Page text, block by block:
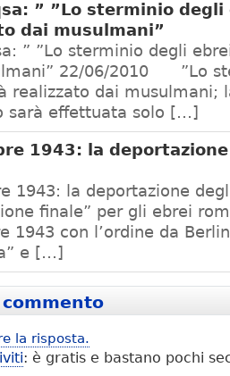
” ”Lo sterminio degli
dai musulmani”
” ”Lo sterminio degli
22/06/2010 ”Lo
realizzato dai musulmani;
sarà effettuata solo […]
1943: la
1943: la deportazione
finale” per gli ebrei
1943 con l’ordine da
e […]
la risposta.
: è gratis e bastano pochi